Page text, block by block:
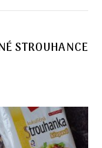
STROUHANCE